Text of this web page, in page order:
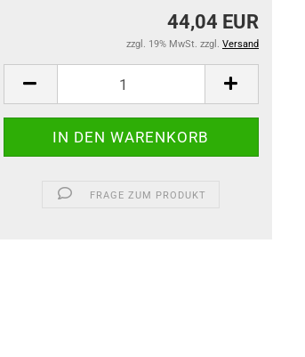
44,04 EUR
zzgl. 19% MwSt. zzgl. Versand
FRAGE ZUM PRODUKT